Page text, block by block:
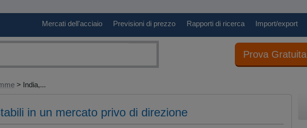
Mercati dell'acciaio Previsioni di prezzo Rapporti di ricerca Import/export
Prova Gratuita
> India,...
in un mercato privo di direzione